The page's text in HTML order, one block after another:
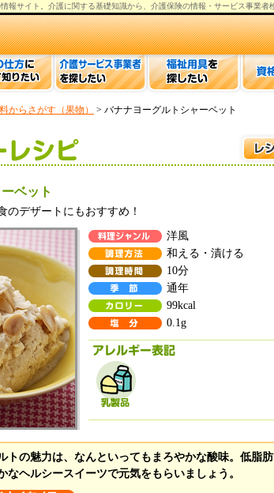
報サイト。 介護に関する基礎知識から、 介護保険の情報 ・サービス事業者
からさがす（果物） > バナナヨーグルトシャーベット
ベット
のデザートにもおすすめ！
洋風
和える・漬ける
10分
通年
99kcal
0.1g
トの魅力は、なんといってもまろやかな酸味。低脂
なヘルシースイーツで元気をもらいましょう。